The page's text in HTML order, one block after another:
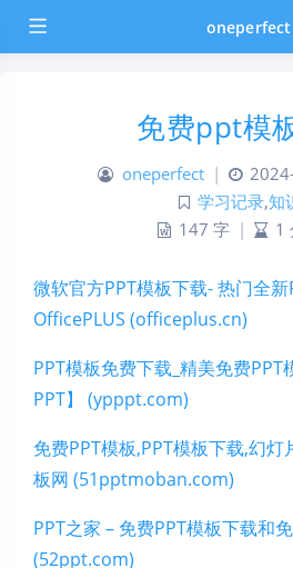
oneperfect
免费ppt模
oneperfect |
学习记录,知
147 字 | 1
微软官方PPT模板下载- 热门全
OfficePLUS (officeplus.cn)
PPT模板免费下载_精美免费PPT
PPT】 (ypppt.com)
免费PPT模板,PPT模板下载,幻灯
板网 (51pptmoban.com)
PPT之家 – 免费PPT模板下载和
(52ppt.com)